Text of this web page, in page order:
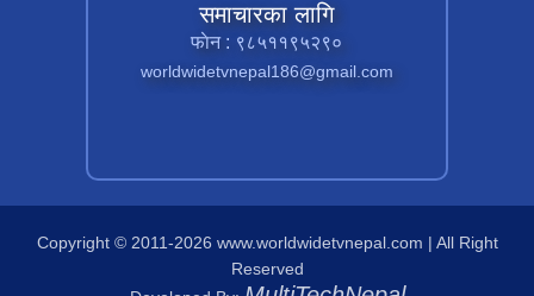
समाचारका लागि
फाेन : ९८५११९५२९०
worldwidetvnepal186@gmail.com
Copyright © 2011-2026 www.worldwidetvnepal.com | All Right
Reserved